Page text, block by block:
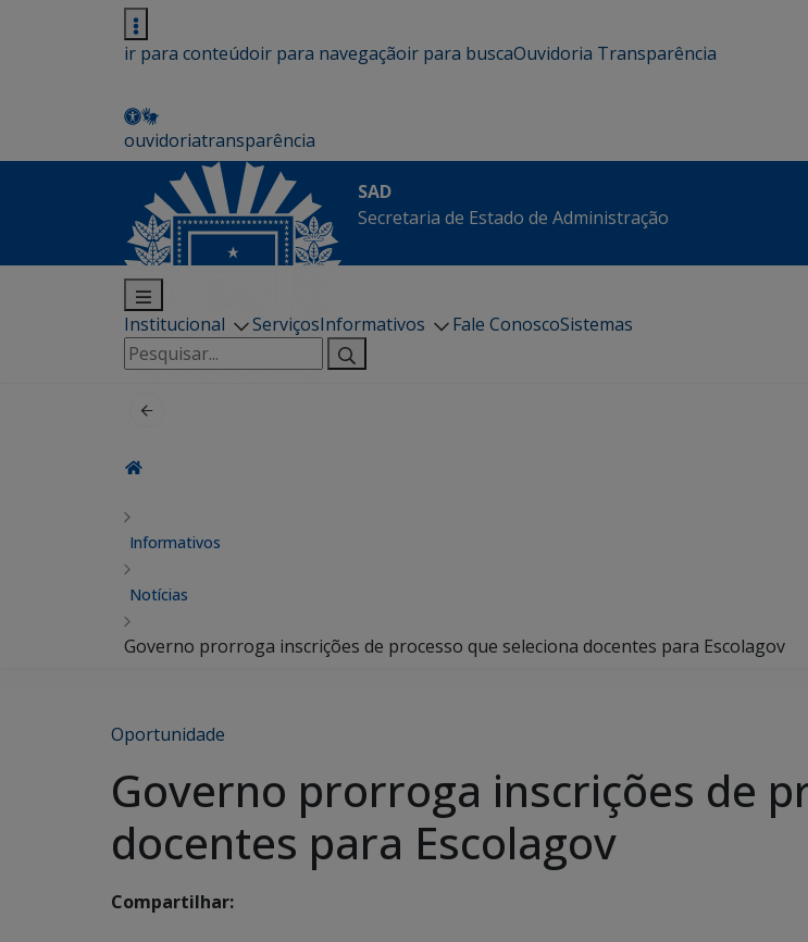
ir para conteúdoir para navegaçãoir para buscaOuvidoria Transparência
ouvidoriatransparência
SAD
Secretaria de Estado de Administração
Institucional ServiçosInformativos Fale ConoscoSistemas
Pesquisar
por:
Informativos
Notícias
Governo prorroga inscrições de processo que seleciona docentes para Escolagov
Oportunidade
Governo prorroga inscrições de
docentes para Escolagov
Compartilhar: